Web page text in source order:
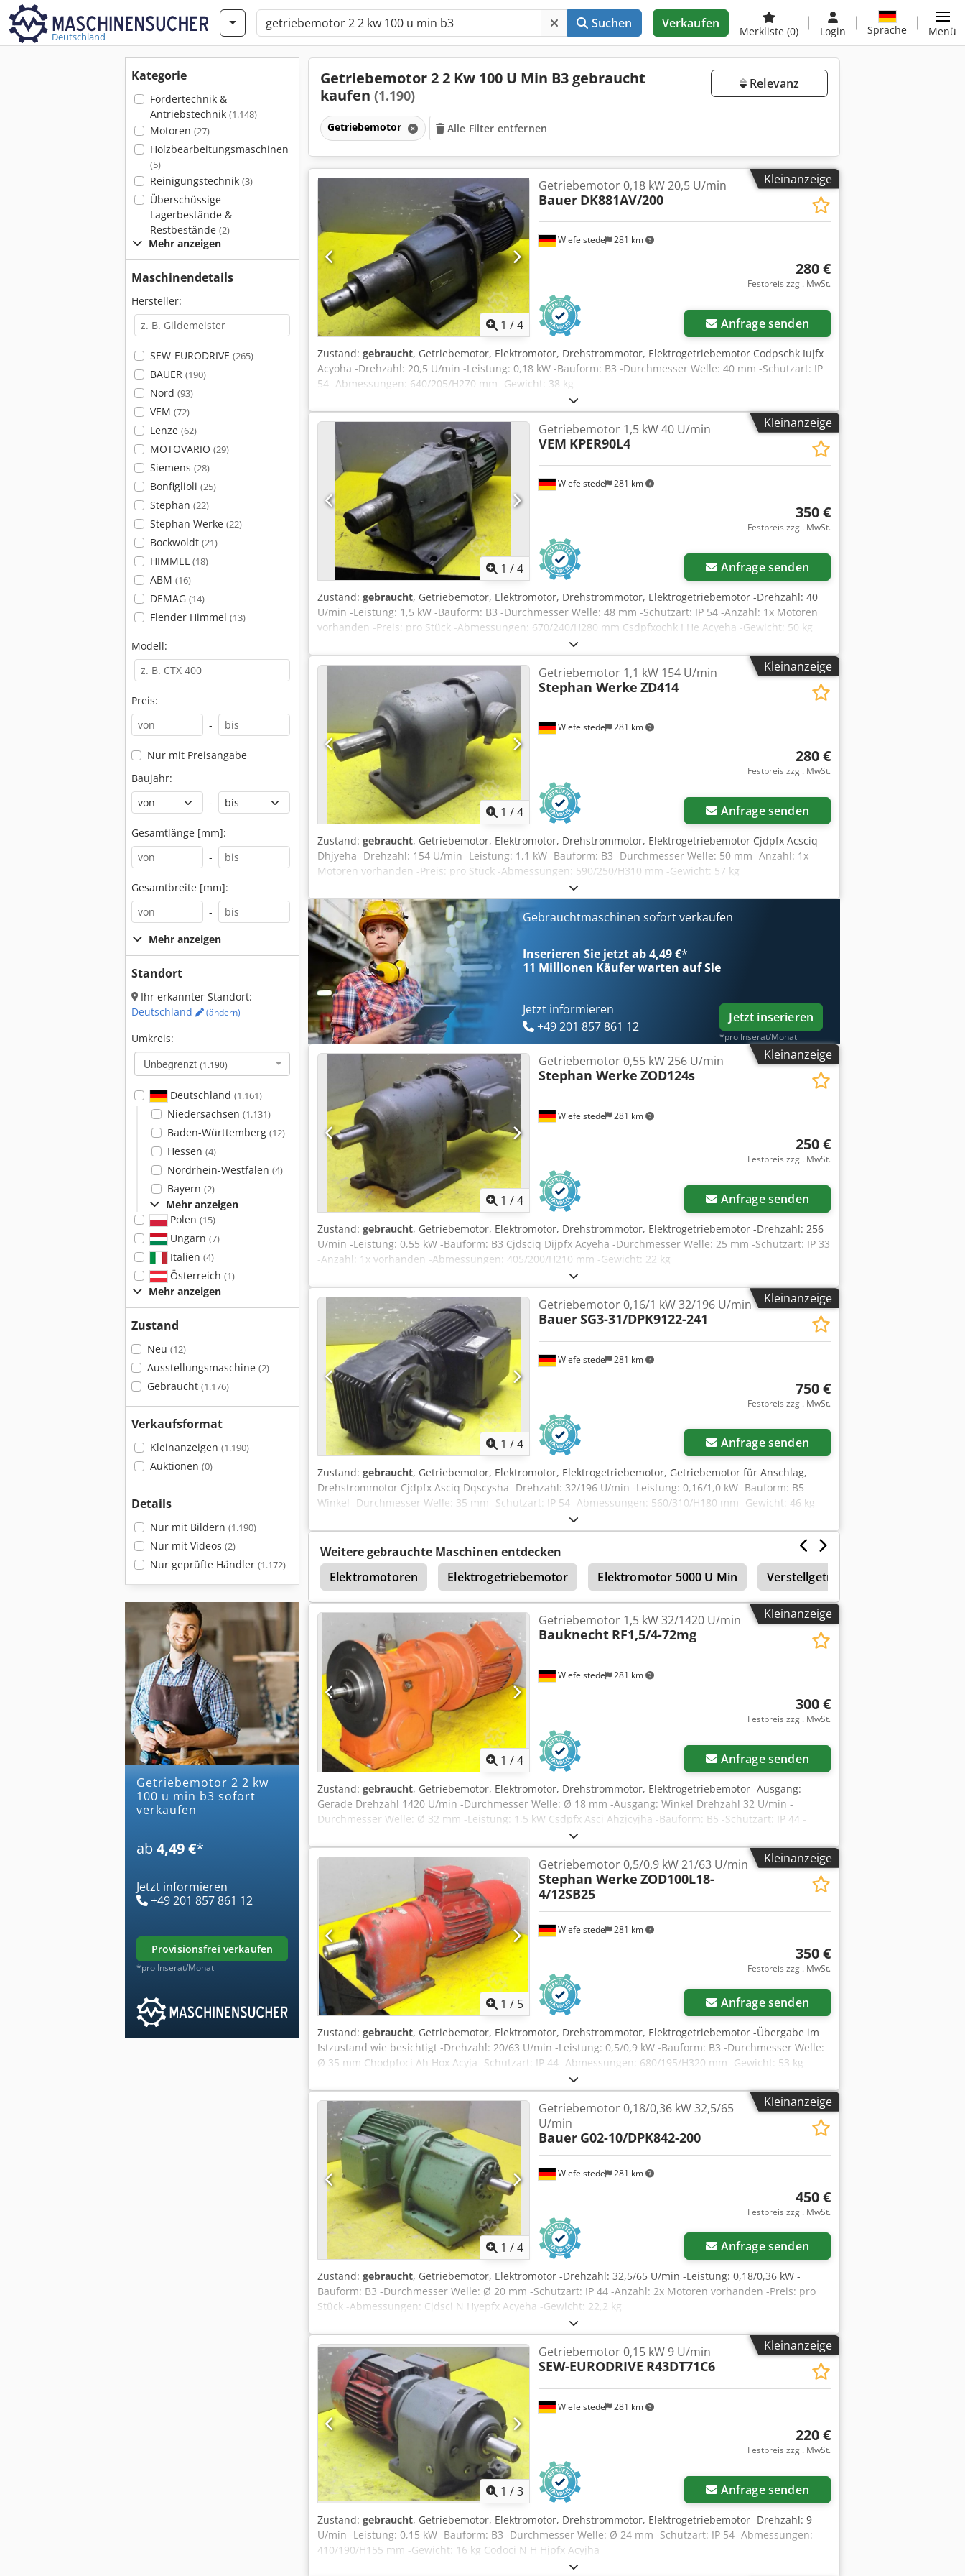
Deutschland
Suchen Verkaufen
Merkliste (0) Login Sprache Menü
Kategorie
Fördertechnik &
Antriebstechnik (1.148)
Motoren (27)
Holzbearbeitungsmaschinen
(5)
Reinigungstechnik (3)
Überschüssige
Lagerbestände &
Restbestände (2)
Mehr anzeigen
Maschinendetails
Hersteller:
SEW-EURODRIVE (265)
BAUER (190)
Nord (93)
VEM (72)
Lenze (62)
MOTOVARIO (29)
Siemens (28)
Bonfiglioli (25)
Stephan (22)
Stephan Werke (22)
Bockwoldt (21)
HIMMEL (18)
ABM (16)
DEMAG (14)
Flender Himmel (13)
Modell:
Preis:
-
Nur mit Preisangabe
Baujahr:
-
Gesamtlänge [mm]:
-
Gesamtbreite [mm]:
-
Mehr anzeigen
Standort
Ihr erkannter Standort:
Deutschland
(ändern)
Umkreis:
Unbegrenzt (1.190)
Deutschland (1.161)
Niedersachsen (1.131)
Baden-Württemberg (12)
Hessen (4)
Nordrhein-Westfalen (4)
Bayern (2)
Mehr anzeigen
Polen (15)
Ungarn (7)
Italien (4)
Österreich (1)
Mehr anzeigen
Zustand
Neu (12)
Ausstellungsmaschine (2)
Gebraucht (1.176)
Verkaufsformat
Kleinanzeigen (1.190)
Auktionen (0)
Details
Nur mit Bildern (1.190)
Nur mit Videos (2)
Nur geprüfte Händler (1.172)
getriebemotor 2 2 kw
100 u min b3 sofort
verkaufen
ab 4,49 €*
Jetzt informieren
+49 201 857 861 12
provisionsfrei verkaufen
*pro Inserat/Monat
Getriebemotor 2 2 Kw 100 U Min B3 gebraucht
kaufen (1.190)
Relevanz
Getriebemotor Alle Filter entfernen
Kleinanzeige
1 /4
Wiefelstede 281 km
Getriebemotor 0,18 kW 20,5 U/min
Bauer DK881AV/200
280 €
Festpreis zzgl. MwSt.
Anfrage senden
Zustand: gebraucht, Getriebemotor, Elektromotor, Drehstrommotor, Elektrogetriebemotor Codpschk Iujfx
Acyoha -Drehzahl: 20,5 U/min -Leistung: 0,18 kW -Bauform: B3 -Durchmesser Welle: 40 mm -Schutzart: IP
54 -Abmessungen: 640/205/H270 mm -Gewicht: 38 kg
Kleinanzeige
1 /4
Wiefelstede 281 km
Getriebemotor 1,5 kW 40 U/min
VEM KPER90L4
350 €
Festpreis zzgl. MwSt.
Anfrage senden
Zustand: gebraucht, Getriebemotor, Elektromotor, Drehstrommotor, Elektrogetriebemotor -Drehzahl: 40
U/min -Leistung: 1,5 kW -Bauform: B3 -Durchmesser Welle: 48 mm -Schutzart: IP 54 -Anzahl: 1x Motoren
vorhanden -Preis: pro Stück -Abmessungen: 670/240/H280 mm Csdpfxochk I He Acyeha -Gewicht: 50 kg
Kleinanzeige
1 /4
Wiefelstede 281 km
Getriebemotor 1,1 kW 154 U/min
Stephan Werke ZD414
280 €
Festpreis zzgl. MwSt.
Anfrage senden
Zustand: gebraucht, Getriebemotor, Elektromotor, Drehstrommotor, Elektrogetriebemotor Cjdpfx Acsciq
Dhjyeha -Drehzahl: 154 U/min -Leistung: 1,1 kW -Bauform: B3 -Durchmesser Welle: 50 mm -Anzahl: 1x
Motoren vorhanden -Preis: pro Stück -Abmessungen: 590/250/H310 mm -Gewicht: 57 kg
Gebrauchtmaschinen sofort verkaufen
Inserieren Sie jetzt ab 4,49 €*
11 Millionen Käufer warten auf Sie
Jetzt informieren
+49 201 857 861 12
Jetzt inserieren
*pro Inserat/Monat
Kleinanzeige
1 /4
Wiefelstede 281 km
Getriebemotor 0,55 kW 256 U/min
Stephan Werke ZOD124s
250 €
Festpreis zzgl. MwSt.
Anfrage senden
Zustand: gebraucht, Getriebemotor, Elektromotor, Drehstrommotor, Elektrogetriebemotor -Drehzahl: 256
U/min -Leistung: 0,55 kW -Bauform: B3 Cjdsciq Dijpfx Acyeha -Durchmesser Welle: 25 mm -Schutzart: IP 33
-Anzahl: 1x vorhanden -Abmessungen: 405/200/H210 mm -Gewicht: 22 kg
Kleinanzeige
1 /4
Wiefelstede 281 km
Getriebemotor 0,16/1 kW 32/196 U/min
BauerSG3-31/DPK9122-241
750 €
Festpreis zzgl. MwSt.
Anfrage senden
Zustand: gebraucht, Getriebemotor, Elektromotor, Elektrogetriebemotor, Getriebemotor für Anschlag,
Drehstrommotor Cjdpfx Asciq Dqscysha -Drehzahl: 32/196 U/min -Leistung: 0,16/1,0 kW -Bauform: B5
Winkel -Durchmesser Welle: 35 mm -Schutzart: IP 54 -Abmessungen: 560/310/H180 mm -Gewicht: 46 kg
Weitere gebrauchte Maschinen entdecken
Elektromotoren
Elektrogetriebemotor Elektromotor 5000 U Min Verstellgetriebemotor
Kleinanzeige
1 /4
Wiefelstede 281 km
Getriebemotor 1,5 kW 32/1420 U/min
Bauknecht RF1,5/4-72mg
300 €
Festpreis zzgl. MwSt.
Anfrage senden
Zustand: gebraucht, Getriebemotor, Elektromotor, Drehstrommotor, Elektrogetriebemotor -Ausgang:
Gerade Drehzahl 1420 U/min -Durchmesser Welle: Ø 18 mm -Ausgang: Winkel Drehzahl 32 U/min -
Durchmesser Welle: Ø 32 mm -Leistung: 1,5 kW Csdpfx Asci Ahzjcyjha -Bauform: B5 -Schutzart: IP 44 -
Kleinanzeige
1 / 5
Wiefelstede 281 km
Getriebemotor 0,5/0,9 kW 21/63 U/min
Stephan Werke ZOD100L18-
4/12SB25
350 €
Festpreis zzgl. MwSt.
Anfrage senden
Zustand: gebraucht, Getriebemotor, Elektromotor, Drehstrommotor, Elektrogetriebemotor -Übergabe im
Istzustand wie besichtigt -Drehzahl: 20/63 U/min -Leistung: 0,5/0,9 kW -Bauform: B3 -Durchmesser Welle:
Ø 35 mm Chodpfoci Ah Hox Acyja -Schutzart: IP 44 -Abmessungen: 680/195/H320 mm -Gewicht: 53 kg
Kleinanzeige
1 /4
Wiefelstede 281 km
Getriebemotor 0,18/0,36 kW 32,5/65
U/min
Bauer G02-10/DPK842-200
450 €
Festpreis zzgl. MwSt.
Anfrage senden
Zustand: gebraucht, Getriebemotor, Elektromotor -Drehzahl: 32,5/65 U/min -Leistung: 0,18/0,36 kW -
Bauform: B3 -Durchmesser Welle: Ø 20 mm -Schutzart: IP 44 -Anzahl: 2x Motoren vorhanden -Preis: pro
Stück -Abmessungen: Cjdsci N Hyepfx Acyeha -Gewicht: 22,2 kg
Kleinanzeige
1 /3
Wiefelstede 281 km
Getriebemotor 0,15 kW 9 U/min
SEW-EURODRIVE R43DT71C6
220 €
Festpreis zzgl. MwSt.
Anfrage senden
Zustand: gebraucht, Getriebemotor, Elektromotor, Drehstrommotor, Elektrogetriebemotor -Drehzahl: 9
U/min -Leistung: 0,15 kW -Bauform: B3 -Durchmesser Welle: Ø 24 mm -Schutzart: IP 54 -Abmessungen:
410/190/H155 mm -Gewicht: 16 kg Codoci N H Hjpfx Acyjha